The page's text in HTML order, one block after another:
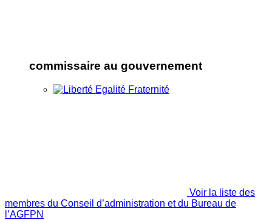
commissaire au gouvernement
Voir la liste des
membres du Conseil d’administration et du Bureau de
l’AGFPN